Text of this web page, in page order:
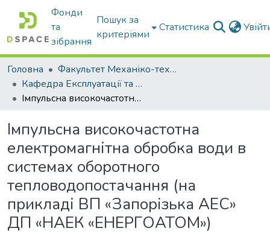
Фонди
та
зібрання
Пошук за
критеріями
Статистика
Головна
Факультет Механіко-технологічний
Кафедра Експлуатації та технічного сервісу машин
Імпульсна високочастотна електромагнітна обробка води в системах оборотного тепловодопостачання (на прикладі ВП «Запорізька АЕС» ДП «НАЕК «ЕНЕРГОАТОМ»)
Імпульсна високочастотна
електромагнітна обробка води в
системах оборотного
тепловодопостачання (на
прикладі ВП «Запорізька АЕС»
ДП «НАЕК «ЕНЕРГОАТОМ»)